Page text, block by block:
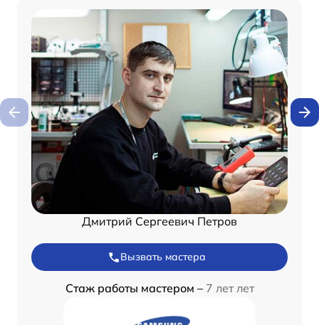
Дмитрий Сергеевич Петров
Вызвать мастера
Стаж работы мастером – 7 лет лет